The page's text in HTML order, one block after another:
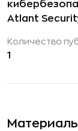
Atlant
Количество
1